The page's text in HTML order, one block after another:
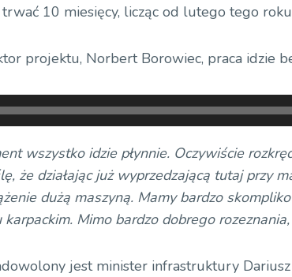
trwać 10 miesięcy, licząc od lutego tego
projektu, Norbert Borowiec, praca idzie
wszystko idzie płynnie. Oczywiście
że działając już wyprzedzającą tutaj przy
dużą maszyną. Mamy bardzo
Mimo bardzo dobrego
jest minister infrastruktury